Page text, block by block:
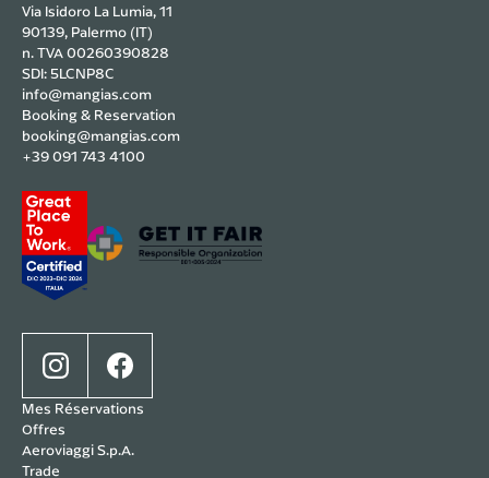
Via Isidoro La Lumia, 11
90139, Palermo (IT)
n. TVA 00260390828
SDI: 5LCNP8C
info@mangias.com
Booking & Reservation
booking@mangias.com
+39 091 743 4100
Mes Réservations
Offres
Aeroviaggi S.p.A.
Trade